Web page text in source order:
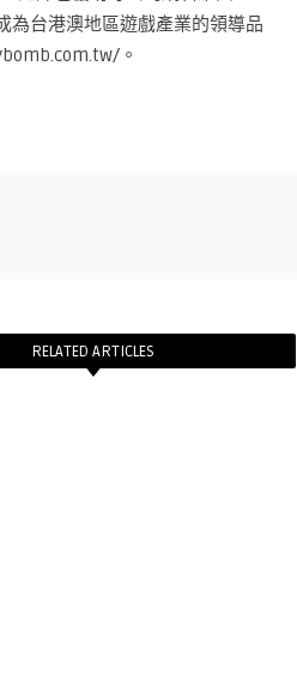
台港澳地區遊戲產業的領導品
。
RELATED ARTICLES